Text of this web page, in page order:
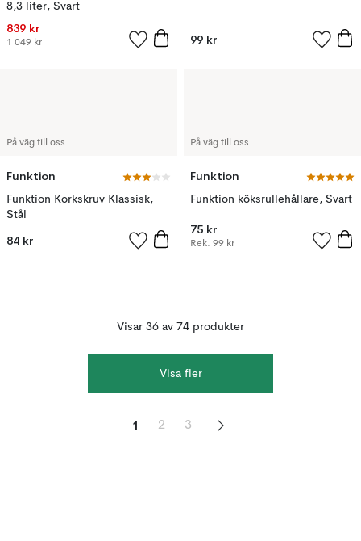
8,3 liter, Svart
839 kr
1 049 kr 99 kr
På väg till oss
Funktion
Funktion Korkskruv Klassisk,
Stål
84 kr
På väg till oss
Funktion
Funktion köksrullehållare, Svart
75 kr
Rek. 99 kr
Visar 36 av 74 produkter
Visa fler
1 2 3